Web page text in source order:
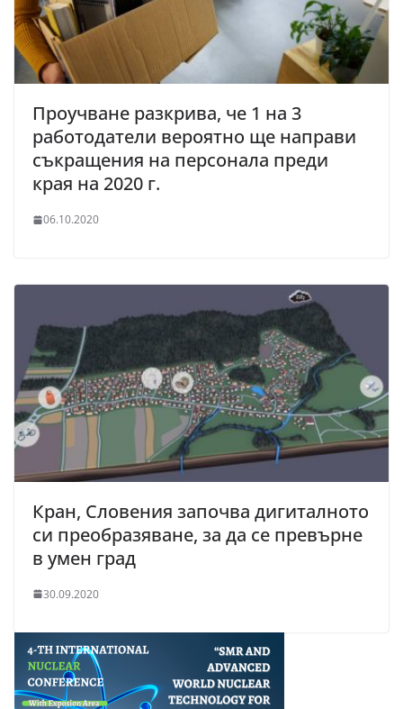
Проучване разкрива, че 1 на 3
работодатели вероятно ще направи
съкращения на персонала преди
края на 2020 г.
06.10.2020
Кран, Словения започва дигиталното
си преобразяване, за да се превърне
в умен град
30.09.2020